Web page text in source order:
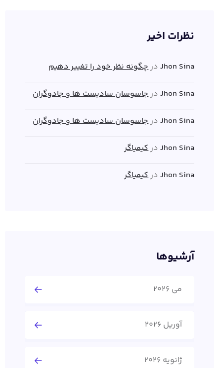
نظرات اخیر
Jhon Sinaدرچگونه نظر خود را تغییر دهیم
Jhon Sinaدرجاسوسان سادیست ها و جادوگران
Jhon Sinaدرجاسوسان سادیست ها و جادوگران
Jhon Sinaدرکیمیاگر
Jhon Sinaدرکیمیاگر
آرشیوها
می 2026
آوریل 2026
ژانویه 2026